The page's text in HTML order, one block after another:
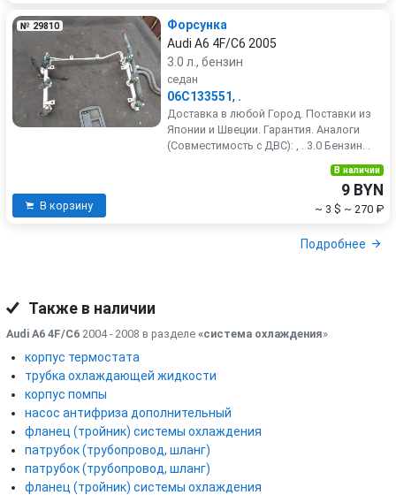
№ 29810
Форсунка
Audi A6 4F/C6 2005
3.0 л., бензин
седан
06C133551, .
Доставка в любой Город. Поставки из
Японии и Швеции. Гарантия. Аналоги
(Совместимость с ДВС): , . 3.0 Бензин. .
В корзину
В наличии
9 BYN
~ 3 $ ~ 270 ₽
Подробнее
Также в наличии
Audi A6 4F/C6 2004 - 2008 в разделе «система охлаждения»
корпус термостата
трубка охлаждающей жидкости
корпус помпы
насос антифриза дополнительный
фланец (тройник) системы охлаждения
патрубок (трубопровод, шланг)
патрубок (трубопровод, шланг)
фланец (тройник) системы охлаждения